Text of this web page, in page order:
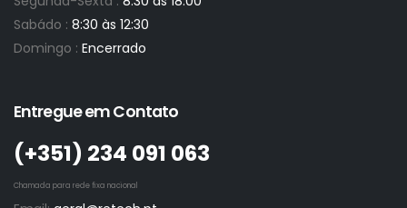
Sabádo : 8:30 às 12:30
Domingo : Encerrado
Entregue em Contato
(+351)­ 234 091 063
Chamada para rede fixa nacional